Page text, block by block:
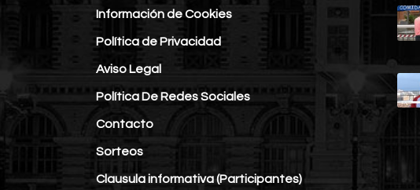
Información de Cookies
Política de Privacidad
Aviso Legal
Política De Redes Sociales
Contacto
Sorteos
Clausula informativa (Participantes)